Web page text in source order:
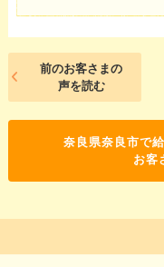
前のお客さまの
声を読む
奈良県奈良市で
お客